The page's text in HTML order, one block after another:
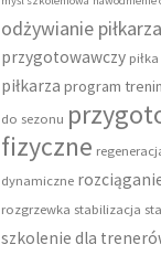
odżywianie piłkarza
przygotowawczy
piłkarza program
do sezonu
fizyczne
dynamiczne
rozgrzewka stabilizacja
szkolenie dla